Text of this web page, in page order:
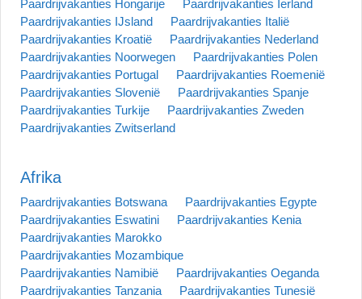
Paardrijvakanties Hongarije
Paardrijvakanties Ierland
Paardrijvakanties IJsland
Paardrijvakanties Italië
Paardrijvakanties Kroatië
Paardrijvakanties Nederland
Paardrijvakanties Noorwegen
Paardrijvakanties Polen
Paardrijvakanties Portugal
Paardrijvakanties Roemenië
Paardrijvakanties Slovenië
Paardrijvakanties Spanje
Paardrijvakanties Turkije
Paardrijvakanties Zweden
Paardrijvakanties Zwitserland
Afrika
Paardrijvakanties Botswana
Paardrijvakanties Egypte
Paardrijvakanties Eswatini
Paardrijvakanties Kenia
Paardrijvakanties Marokko
Paardrijvakanties Mozambique
Paardrijvakanties Namibië
Paardrijvakanties Oeganda
Paardrijvakanties Tanzania
Paardrijvakanties Tunesië